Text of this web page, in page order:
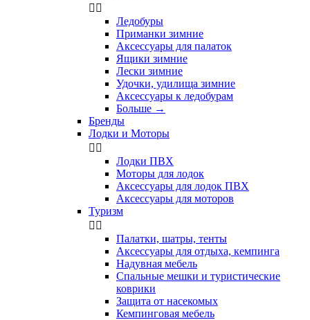
 
Ледобуры
Приманки зимние
Аксессуары для палаток
Ящики зимние
Лески зимние
Удочки, удилища зимние
Аксессуары к ледобурам
Больше →
Бренды
Лодки и Моторы
 
Лодки ПВХ
Моторы для лодок
Аксессуары для лодок ПВХ
Аксессуары для моторов
Туризм
 
Палатки, шатры, тенты
Аксессуары для отдыха, кемпинга
Надувная мебель
Спальные мешки и туристические
коврики
Защита от насекомых
Кемпинговая мебель